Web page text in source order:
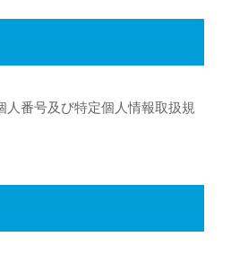
番号及び特定個人情報取扱規